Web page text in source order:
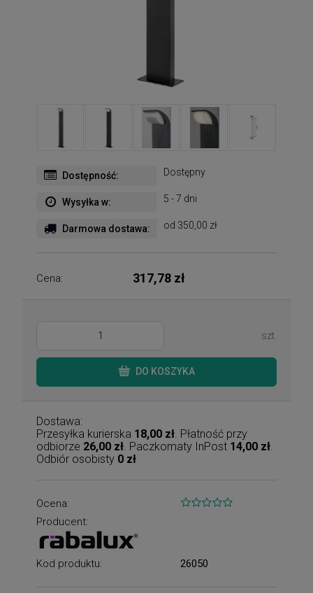
Dostępność: Dostępny
Wysyłka w: 5 - 7 dni
Darmowa dostawa: od 350,00 zł
Cena: 317,78 zł
szt.
DO KOSZYKA
Dostawa:
Przesyłka kurierska 18,00 zł . Płatność przy
odbiorze 26,00 zł . Paczkomaty InPost 14,00 zł
Odbiór osobisty 0 zł
Ocena:
Producent:
Kod produktu: 26050